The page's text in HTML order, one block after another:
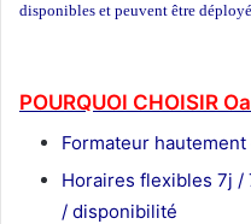
disponibles et peuvent être
POURQUOI CHOISIR
Formateur
Horaires flexibles 7j /
/ disponibilité